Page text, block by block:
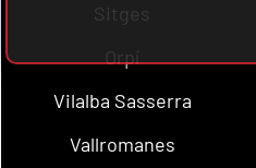
Sitges
Orpí
Vilalba Sasserra
Vallromanes